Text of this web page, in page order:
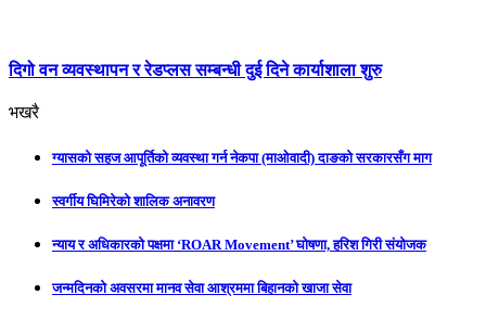
दिगो वन व्यवस्थापन र रेडप्लस सम्बन्धी दुई दिने कार्याशाला शुरु
भखरै
ग्यासको सहज आपूर्तिको व्यवस्था गर्न नेकपा (माओवादी) दाङको सरकारसँग माग
स्वर्गीय घिमिरेको शालिक अनावरण
न्याय र अधिकारको पक्षमा ‘ROAR Movement’ घोषणा, हरिश गिरी संयोजक
जन्मदिनको अवसरमा मानव सेवा आश्रममा बिहानको खाजा सेवा